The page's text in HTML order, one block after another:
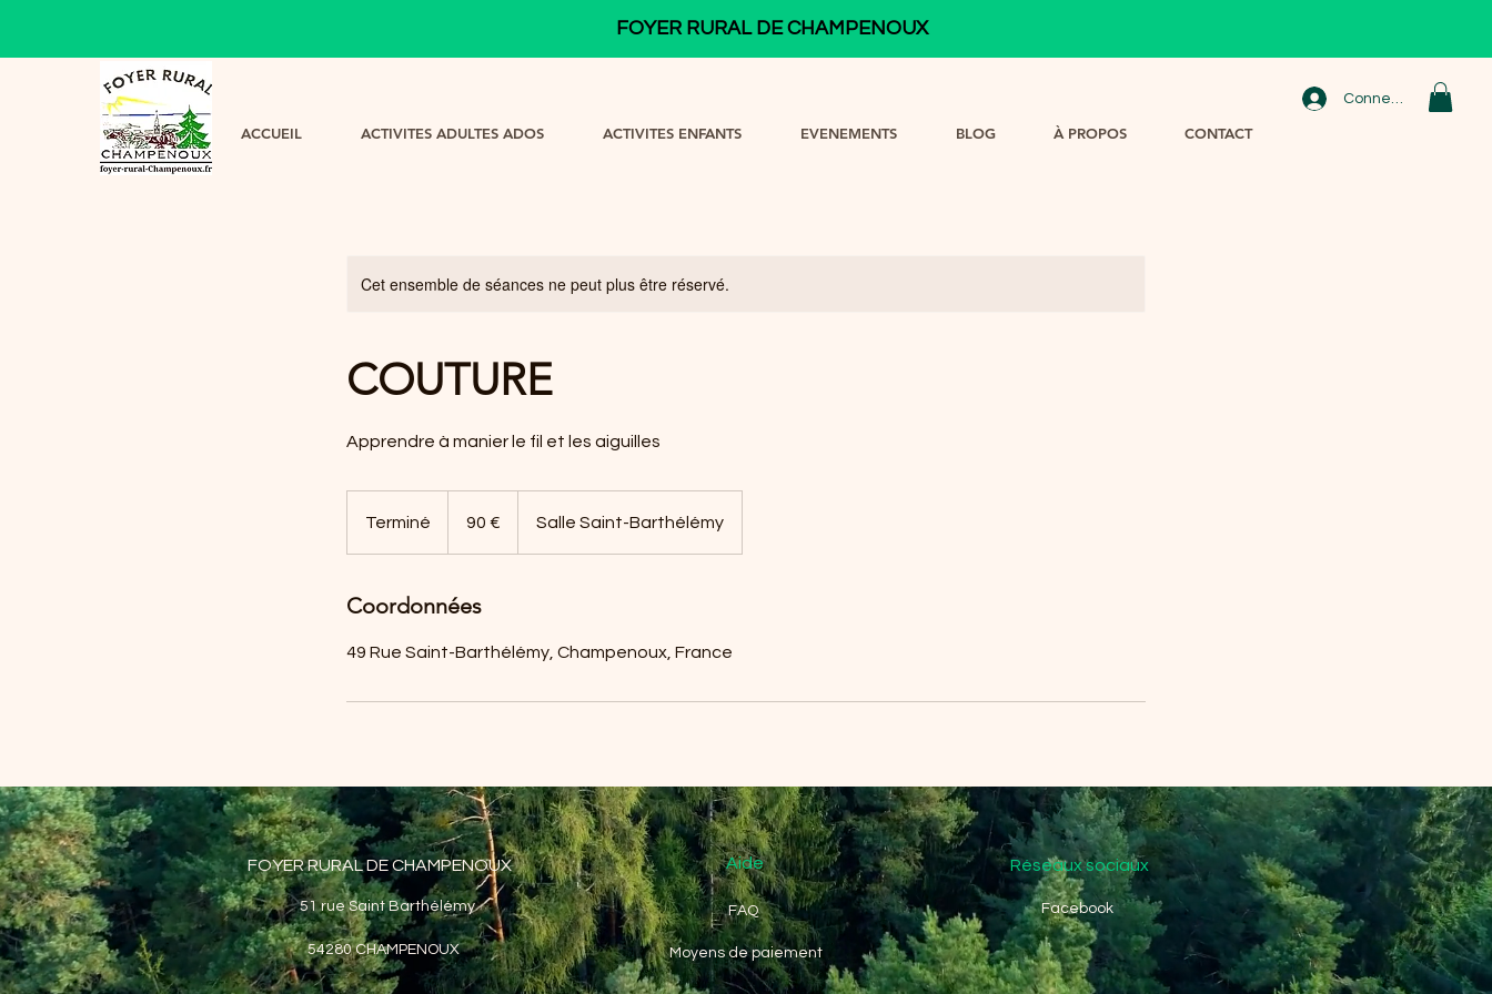
Connexion
FOYER RURAL DE CHAMPENOUX
ACCUEIL ACTIVITES ADULTES ADOS ACTIVITES ENFANTS EVENEMENTS BLOG À PROPOS CONTACT
Cet ensemble de séances ne peut plus être réservé.
COUTURE
Apprendre à manier le fil et les aiguilles
Terminé
m
n
90 € Salle Saint-Barthélémy
Coordonnées
49 Rue Saint-Barthélémy, Champenoux, France
FOYER RURAL DE CHAMPENOUX
51 rue Saint Barthélémy
54280 CHAMPENOUX
Aide
FAQ
Moyens de paiement
Réseaux sociaux
Facebook